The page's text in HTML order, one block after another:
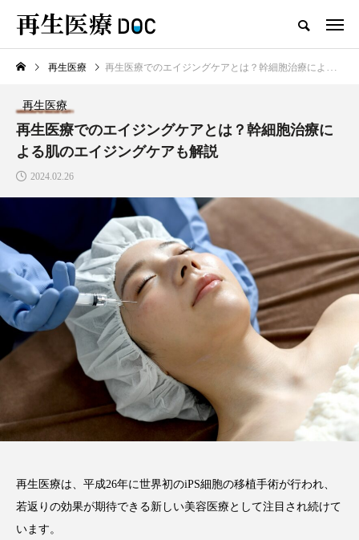
再生医療
AGAは予防できる？予防方法と
治療法、生活習慣の見直し方を紹
介します
2025.03.08
注目のトピック
コラム
再生医療 再生医療でのエイジングケアとは？幹細胞治療による肌のエイジングケアも解説
再生医療
再生医療でのエイジングケアとは？幹細胞治療に
よる肌のエイジングケアも解説
2024.02.26
再生医療は、平成26年に世界初のiPS細胞の移植手術が行われ、
若返りの効果が期待できる新しい美容医療として注目され続けて
います。